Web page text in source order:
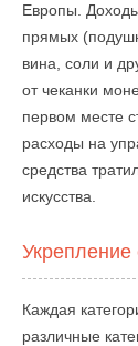
Европы.
прямых
вина, соли и
от чеканки
первом месте
расходы на
средства
искусства.
Укрепление
Каждая
различные